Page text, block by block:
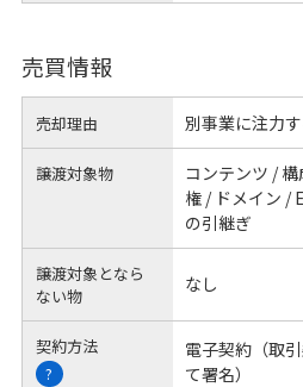
売買情報
売却理由 別事業に注力
譲渡対象物
コンテンツ /
権 / ドメイン /
の引継ぎ
譲渡対象となら
ない物
なし
契約方法
?
電子契約（取
て署名）